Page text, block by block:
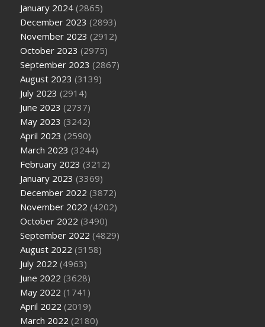
January 2024 (2865)
December 2023 (2893)
November 2023 (2912)
October 2023 (2975)
September 2023 (2867)
August 2023 (3139)
July 2023 (2914)
June 2023 (2737)
May 2023 (3242)
April 2023 (2590)
March 2023 (3244)
February 2023 (3212)
January 2023 (3369)
December 2022 (3872)
November 2022 (4202)
October 2022 (3490)
September 2022 (4829)
August 2022 (5158)
July 2022 (4963)
June 2022 (3628)
May 2022 (1741)
April 2022 (2019)
March 2022 (2180)